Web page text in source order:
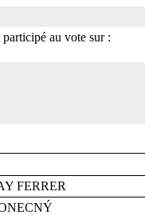
au vote sur :
FERRER